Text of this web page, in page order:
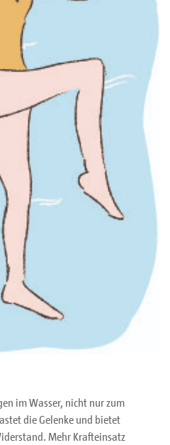
im Wasser, nicht nur zum
die Gelenke und bietet
Mehr Krafteinsatz